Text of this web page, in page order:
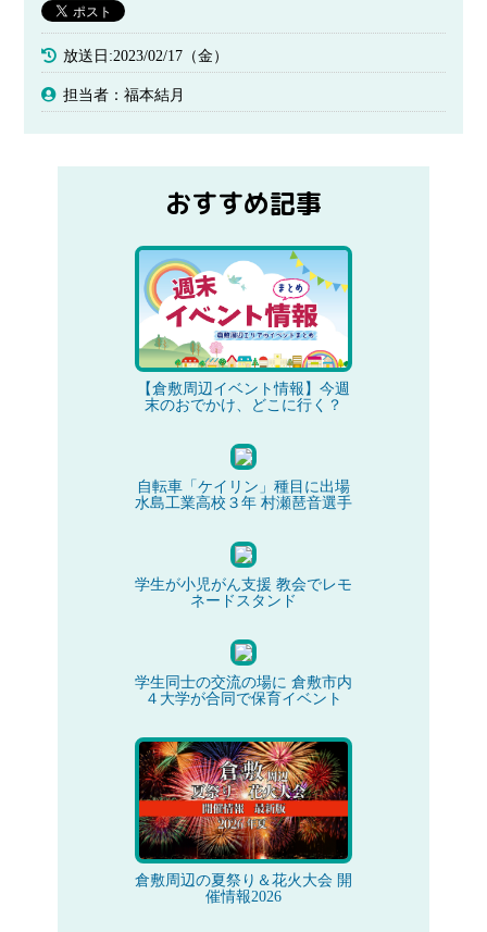
放送日:2023/02/17（金）
担当者：福本結月
おすすめ記事
【倉敷周辺イベント情報】今週
末のおでかけ、どこに行く？
自転車「ケイリン」種目に出場
水島工業高校３年 村瀬琶音選手
学生が小児がん支援 教会でレモ
ネードスタンド
学生同士の交流の場に 倉敷市内
４大学が合同で保育イベント
倉敷周辺の夏祭り＆花火大会 開
催情報2026